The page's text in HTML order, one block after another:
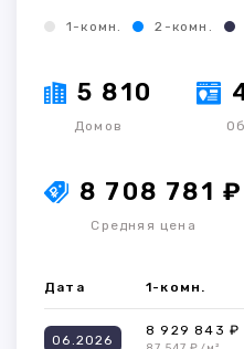
1-комн. 2-комн.
5 810
Домов
8 708 781 ₽
Средняя цена
Дата 1-комн.
06.2026
8 929 843 ₽